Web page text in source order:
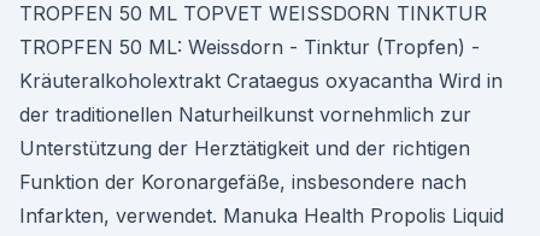
TROPFEN 50 ML TOPVET WEISSDORN TINKTUR
TROPFEN 50 ML: Weissdorn - Tinktur (Tropfen) -
Kräuteralkoholextrakt Crataegus oxyacantha Wird in
der traditionellen Naturheilkunst vornehmlich zur
Unterstützung der Herztätigkeit und der richtigen
Funktion der Koronargefäße, insbesondere nach
Infarkten, verwendet. Manuka Health Propolis Liquid